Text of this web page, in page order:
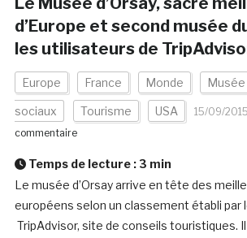
d’Europe et second musée
les utilisateurs de
Europe France Monde Musée
sociaux Tourisme USA 15/09/2015
commentaire
Temps de lecture : 3 min
Le musée d’Orsay arrive en tête des
européens selon un classement établi par
TripAdvisor, site de conseils touristiques.